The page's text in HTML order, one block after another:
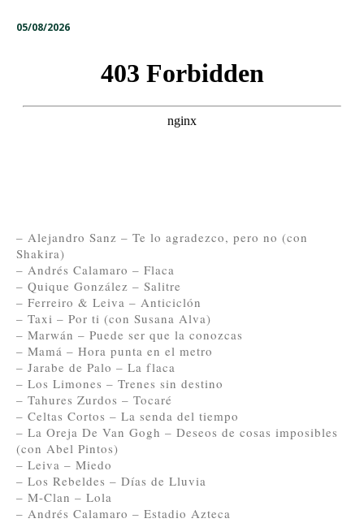
05/08/2026
– Alejandro Sanz – Te lo agradezco, pero no (con
Shakira)
– Andrés Calamaro – Flaca
– Quique González – Salitre
– Ferreiro & Leiva – Anticiclón
– Taxi – Por ti (con Susana Alva)
– Marwán – Puede ser que la conozcas
– Mamá – Hora punta en el metro
– Jarabe de Palo – La flaca
– Los Limones – Trenes sin destino
– Tahures Zurdos – Tocaré
– Celtas Cortos – La senda del tiempo
– La Oreja De Van Gogh – Deseos de cosas imposibles
(con Abel Pintos)
– Leiva – Miedo
– Los Rebeldes – Días de Lluvia
– M-Clan – Lola
– Andrés Calamaro – Estadio Azteca